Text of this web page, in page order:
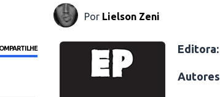
Por Lielson Zeni
Editora:
Autores